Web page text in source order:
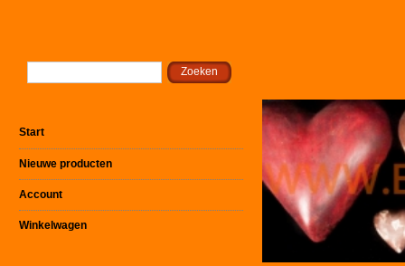
Start
Nieuwe producten
Account
Winkelwagen